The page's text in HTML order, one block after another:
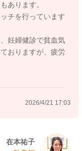
あります。
チを行っています
妊婦健診で貧血気
おりますが、疲労
2026/4/21 17:03
在本祐子